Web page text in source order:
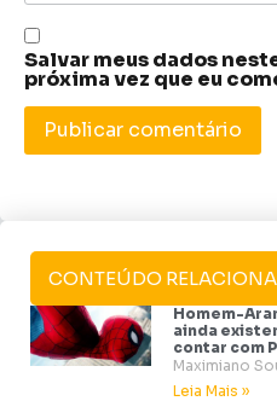
Salvar meus dados
próxima vez que eu
CONTEÚDO
Homem-
ainda
contar com
Maximiano
Leia Mais »